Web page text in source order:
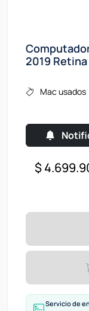
2019 Retina
Mac usados
$
Servicio de